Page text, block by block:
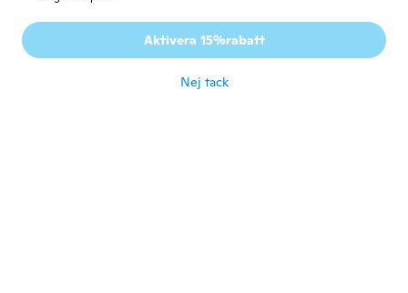
M Malika
Gick med 2021 · 4 recensioner
Aktivera 15%rabatt
Nej tack